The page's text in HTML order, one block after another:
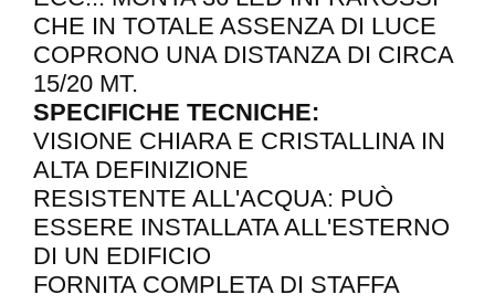
CHE IN TOTALE ASSENZA DI LUCE
COPRONO UNA DISTANZA DI CIRCA
15/20 MT.
SPECIFICHE TECNICHE:
VISIONE CHIARA E CRISTALLINA IN
ALTA DEFINIZIONE
RESISTENTE ALL'ACQUA: PUÒ
ESSERE INSTALLATA ALL'ESTERNO
DI UN EDIFICIO
FORNITA COMPLETA DI STAFFA